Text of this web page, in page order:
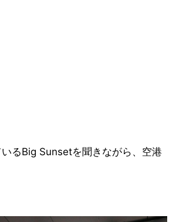
るBig Sunsetを聞きながら、空港